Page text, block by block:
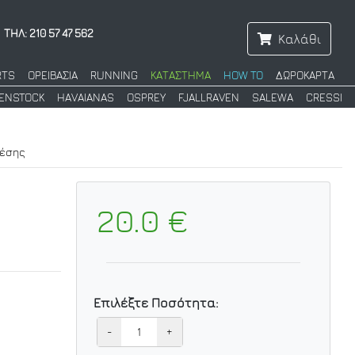
ΤΗΛ: 210 57 47 562 Καλάθι
ΟΡΕΙΒΑΣΙΑ RUNNING ΚΑΤΑΣΤΗΜΑ HOW TO
ΔΩΡΟΚΑΡΤΑ
HAVAIANAS OSPREY FJALLRAVEN SALEWA CRESSI
20.0 €
Επιλέξτε Ποσότητα:
- +